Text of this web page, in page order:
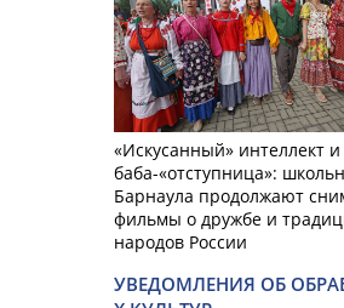
«Искусанный» интеллект и
баба-«отступница»:
Барнаула продолжают
фильмы о дружбе и
народов России
УВЕДОМЛЕНИЯ ОБ